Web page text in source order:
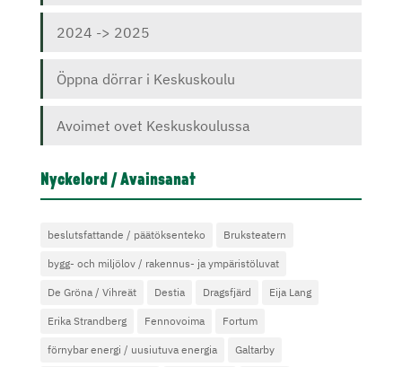
2024 -> 2025
Öppna dörrar i Keskuskoulu
Avoimet ovet Keskuskoulussa
Nyckelord / Avainsanat
beslutsfattande / päätöksenteko Bruksteatern
bygg- och miljölov / rakennus- ja ympäristöluvat
De Gröna / Vihreät Destia Dragsfjärd Eija Lang
Erika Strandberg Fennovoima Fortum
förnybar energi / uusiutuva energia Galtarby